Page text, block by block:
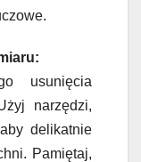
usunięcia
narzędzi,
delikatnie
Pamiętaj,